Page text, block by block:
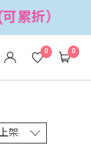
全館3件88折
0 0